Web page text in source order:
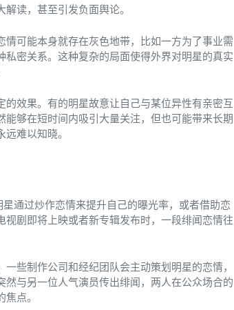
读，甚至引发负面舆论。
可能本身就存在灰色地带，比如一方为了事业需
密关系。这种复杂的局面使得外界对明星的真实
效果。有的明星故意让自己与某位异性有亲密互
够在短时间内吸引大量关注，但也可能带来长期
难以知晓。
通过炒作恋情来提升自己的曝光率，或者借助恋
剧即将上映或者新专辑发布时，一段绯闻恋情往
些制作公司和经纪团队会主动策划明星的恋情，
与另一位人气演员传出绯闻，两人在公众场合的
点。